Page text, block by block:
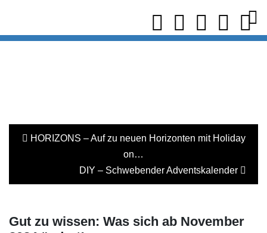
HORIZONS – Auf zu neuen Horizonten mit Holiday
on…
DIY – Schwebender Adventskalender
Gut zu wissen: Was sich ab November